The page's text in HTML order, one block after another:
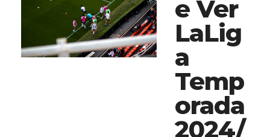
e Ver
LaLig
a
Temp
orada
2024/